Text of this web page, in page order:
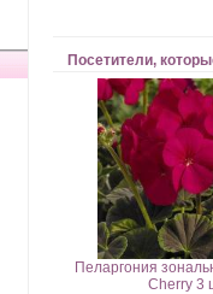
Посетители,
Пеларгония
Cherry 3